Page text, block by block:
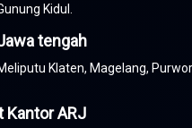
Kidul.
tengah
Klaten, Magelang,
Kantor ARJ